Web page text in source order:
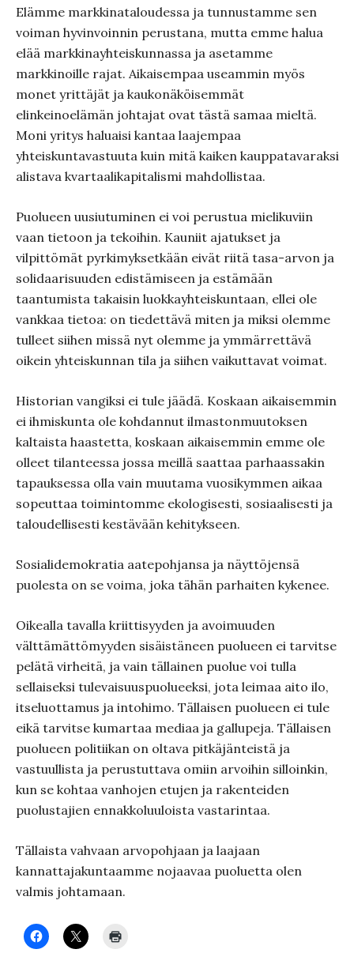
Elämme markkinataloudessa ja tunnustamme sen
voiman hyvinvoinnin perustana, mutta emme halua
elää markkinayhteiskunnassa ja asetamme
markkinoille rajat. Aikaisempaa useammin myös
monet yrittäjät ja kaukonäköisemmät
elinkeinoelämän johtajat ovat tästä samaa mieltä.
Moni yritys haluaisi kantaa laajempaa
yhteiskuntavastuuta kuin mitä kaiken kauppatavaraksi
alistava kvartaalikapitalismi mahdollistaa.
Puolueen uusiutuminen ei voi perustua mielikuviin
vaan tietoon ja tekoihin. Kauniit ajatukset ja
vilpittömät pyrkimyksetkään eivät riitä tasa-arvon ja
solidaarisuuden edistämiseen ja estämään
taantumista takaisin luokkayhteiskuntaan, ellei ole
vankkaa tietoa: on tiedettävä miten ja miksi olemme
tulleet siihen missä nyt olemme ja ymmärrettävä
oikein yhteiskunnan tila ja siihen vaikuttavat voimat.
Historian vangiksi ei tule jäädä. Koskaan aikaisemmin
ei ihmiskunta ole kohdannut ilmastonmuutoksen
kaltaista haastetta, koskaan aikaisemmin emme ole
olleet tilanteessa jossa meillä saattaa parhaassakin
tapauksessa olla vain muutama vuosikymmen aikaa
sopeuttaa toimintomme ekologisesti, sosiaalisesti ja
taloudellisesti kestävään kehitykseen.
Sosialidemokratia aatepohjansa ja näyttöjensä
puolesta on se voima, joka tähän parhaiten kykenee.
Oikealla tavalla kriittisyyden ja avoimuuden
välttämättömyyden sisäistäneen puolueen ei tarvitse
pelätä virheitä, ja vain tällainen puolue voi tulla
sellaiseksi tulevaisuuspuolueeksi, jota leimaa aito ilo,
itseluottamus ja intohimo. Tällaisen puolueen ei tule
eikä tarvitse kumartaa mediaa ja gallupeja. Tällaisen
puolueen politiikan on oltava pitkäjänteistä ja
vastuullista ja perustuttava omiin arvoihin silloinkin,
kun se kohtaa vanhojen etujen ja rakenteiden
puolustajien ennakkoluuloista vastarintaa.
Tällaista vahvaan arvopohjaan ja laajaan
kannattajakuntaamme nojaavaa puoluetta olen
valmis johtamaan.